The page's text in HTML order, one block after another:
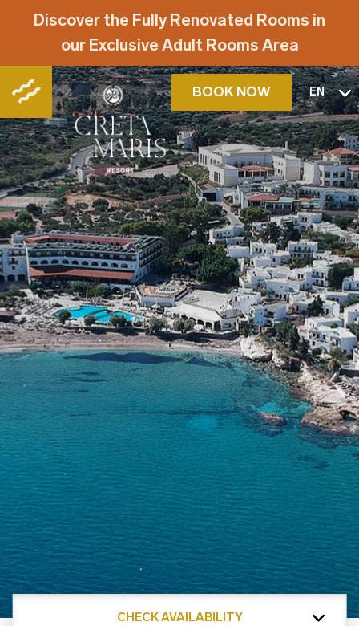
Discover the Fully Renovated Rooms in
our Exclusive Adult Rooms Area
BOOK NOW EN
CHECK AVAILABILITY